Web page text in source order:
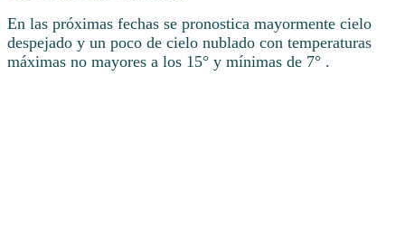
En las próximas fechas se pronostica mayormente cielo
despejado y un poco de cielo nublado con temperaturas
máximas no mayores a los 15° y mínimas de 7° .